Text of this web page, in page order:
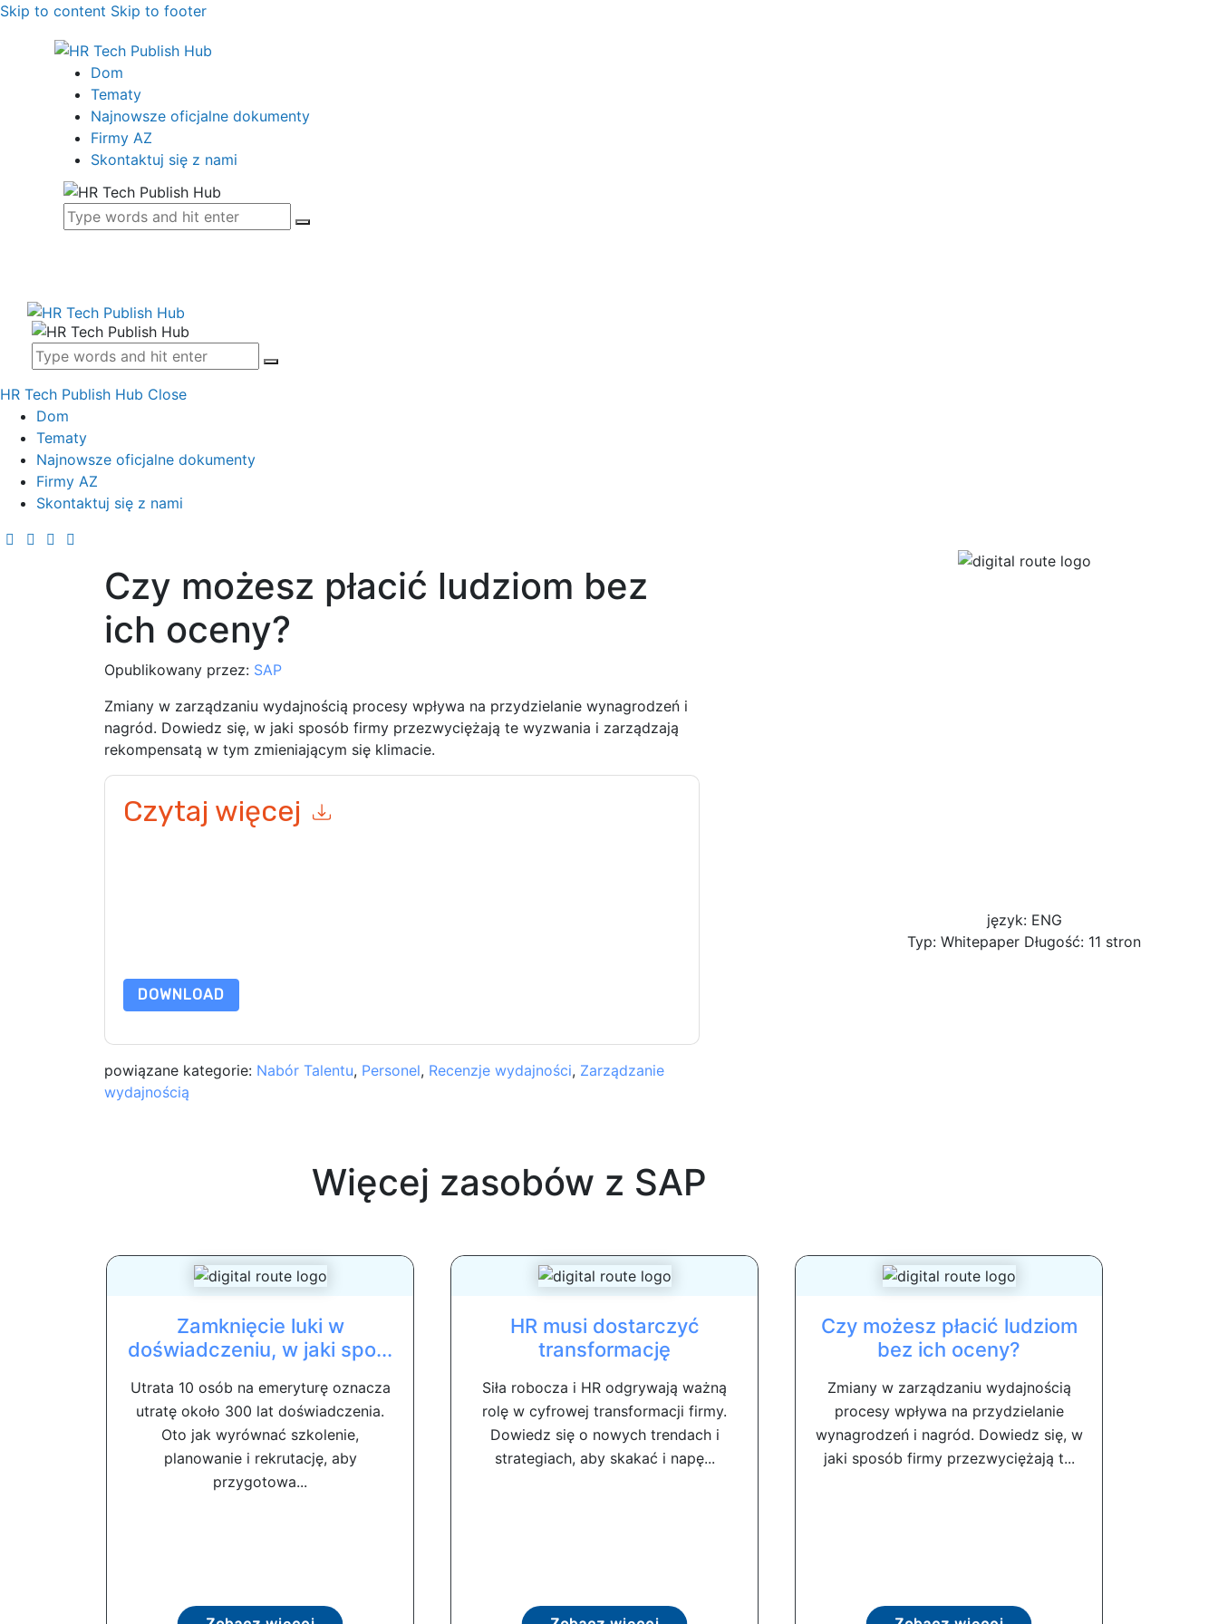
Skip to content Skip to footer
Dom
Tematy
Najnowsze oficjalne dokumenty
Firmy AZ
Skontaktuj się z nami
HR Tech Publish Hub Close
Dom
Tematy
Najnowsze oficjalne dokumenty
Firmy AZ
Skontaktuj się z nami
Czy możesz płacić ludziom bez
ich oceny?
Opublikowany przez: SAP
Zmiany w zarządzaniu wydajnością procesy wpływa na przydzielanie wynagrodzeń i
nagród. Dowiedz się, w jaki sposób firmy przezwyciężają te wyzwania i zarządzają
rekompensatą w tym zmieniającym się klimacie.
Czytaj więcej
DOWNLOAD
powiązane kategorie: Nabór Talentu, Personel, Recenzje wydajności, Zarządzanie
wydajnością
język: ENG
Typ: Whitepaper Długość: 11 stron
Więcej zasobów z SAP
Zamknięcie luki w
doświadczeniu, w jaki spo...
Utrata 10 osób na emeryturę oznacza
utratę około 300 lat doświadczenia.
Oto jak wyrównać szkolenie,
planowanie i rekrutację, aby
przygotowa...
HR musi dostarczyć
transformację
Siła robocza i HR odgrywają ważną
rolę w cyfrowej transformacji firmy.
Dowiedz się o nowych trendach i
strategiach, aby skakać i napę...
Czy możesz płacić ludziom
bez ich oceny?
Zmiany w zarządzaniu wydajnością
procesy wpływa na przydzielanie
wynagrodzeń i nagród. Dowiedz się, w
jaki sposób firmy przezwyciężają t...